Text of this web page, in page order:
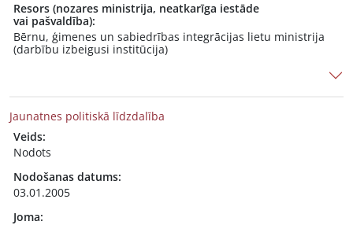
Resors (nozares ministrija, neatkarīga iestāde
vai pašvaldība):
Bērnu, ģimenes un sabiedrības integrācijas lietu ministrija
(darbību izbeigusi institūcija)
Jaunatnes politiskā līdzdalība
Veids:
Nodots
Nodošanas datums:
03.01.2005
Joma: